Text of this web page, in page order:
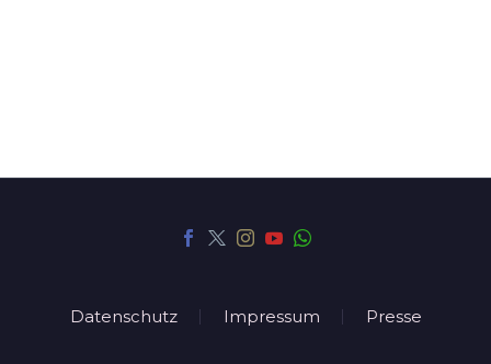
Datenschutz Impressum Presse